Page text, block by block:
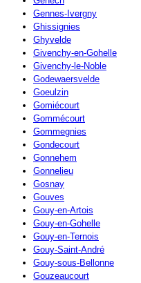
Gennes-Ivergny
Ghissignies
Ghyvelde
Givenchy-en-Gohelle
Givenchy-le-Noble
Godewaersvelde
Goeulzin
Gomiécourt
Gommécourt
Gommegnies
Gondecourt
Gonnehem
Gonnelieu
Gosnay
Gouves
Gouy-en-Artois
Gouy-en-Gohelle
Gouy-en-Ternois
Gouy-Saint-André
Gouy-sous-Bellonne
Gouzeaucourt